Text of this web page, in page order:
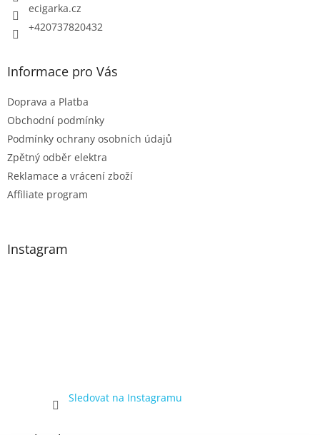
ecigarka.cz
+420737820432
Informace pro Vás
Doprava a Platba
Obchodní podmínky
Podmínky ochrany osobních údajů
Zpětný odběr elektra
Reklamace a vrácení zboží
Affiliate program
Instagram
Sledovat na Instagramu